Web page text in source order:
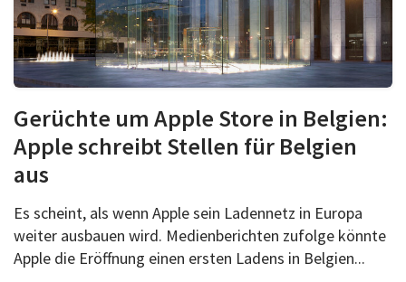
Gerüchte um Apple Store in Belgien:
Apple schreibt Stellen für Belgien
aus
Es scheint, als wenn Apple sein Ladennetz in Europa
weiter ausbauen wird. Medienberichten zufolge könnte
Apple die Eröffnung einen ersten Ladens in Belgien...